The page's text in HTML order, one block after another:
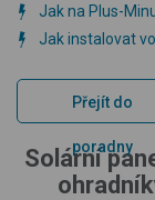
Jak na Plus-
Jak instalovat
Přejít do
poradny
Solární